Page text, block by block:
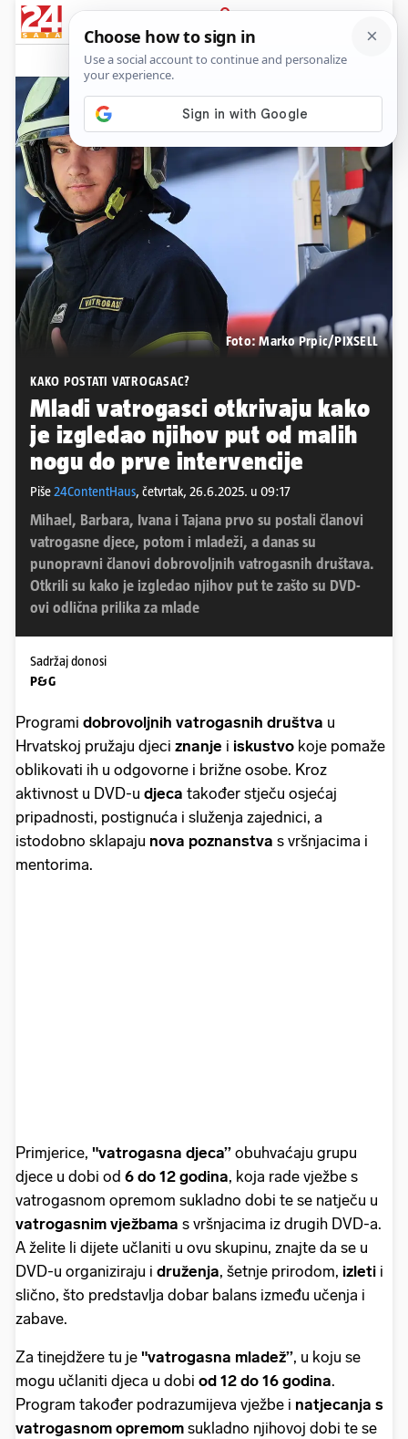
PRIJAVA
Native sadržaj Komentari
Foto: Marko Prpic/PIXSELL
KAKO POSTATI VATROGASAC?
Mladi vatrogasci otkrivaju kako
je izgledao njihov put od malih
nogu do prve intervencije
Piše24ContentHaus, četvrtak, 26.6.2025. u 09:17
Mihael, Barbara, Ivana i Tajana prvo su postali članovi
vatrogasne djece, potom i mladeži, a danas su
punopravni članovi dobrovoljnih vatrogasnih društava.
Otkrili su kako je izgledao njihov put te zašto su DVD-
ovi odlična prilika za mlade
Sadržaj donosi
P&G
Programi dobrovoljnih vatrogasnih društva u
Hrvatskoj pružaju djeci znanje i iskustvo koje pomaže
oblikovati ih u odgovorne i brižne osobe. Kroz
aktivnost u DVD-u djeca također stječu osjećaj
pripadnosti, postignuća i služenja zajednici, a
istodobno sklapaju nova poznanstva s vršnjacima i
mentorima.
Primjerice, "vatrogasna djeca’’ obuhvaćaju grupu
djece u dobi od 6 do 12 godina, koja rade vježbe s
vatrogasnom opremom sukladno dobi te se natječu u
vatrogasnim vježbama s vršnjacima iz drugih DVD-a.
A želite li dijete učlaniti u ovu skupinu, znajte da se u
DVD-u organiziraju i druženja, šetnje prirodom, izleti i
slično, što predstavlja dobar balans između učenja i
zabave.
Za tinejdžere tu je "vatrogasna mladež’’, u koju se
mogu učlaniti djeca u dobi od 12 do 16 godina.
Program također podrazumijeva vježbe i natjecanja s
vatrogasnom opremom sukladno njihovoj dobi te se